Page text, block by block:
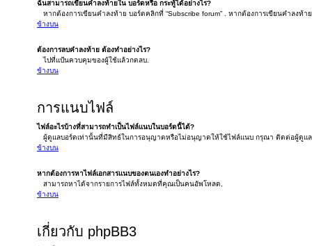
ฉันสามารถเขียนคำลงท้ายใน บอร์ดหรือ กระทู้ได้อย่างไร?
หากต้องการเขียนคำลงท้าย บอร์ดคลิกที่ “Subscribe forum” . หากต้องการเขียนคำลงท้าย
ข้างบน
ต้องการลบคำลงท้าย ต้องทำอย่างไร?
ไปที่แป้นควบคุมของผู้ใช้แล้วกดลบ.
ข้างบน
การแนบไฟล์
ไฟล์อะไรบ้างที่สามารถทำเป็นไฟล์แนบในบอร์ดนี้ได้?
ผู้ดูแลบอร์ดเท่านั้นที่มีสิทธ์ในการอนุญาตหรือไม่อนุญาตให้ใช้ไฟล์แนบ กรุณา ติดต่อผู้ดูแล
ข้างบน
หากต้องการหาไฟล์เอกสารแนบของตนเองทำอย่างไร?
สามารถหาได้จากรายการไฟล์ทั้งหมดที่คุณเป็นคนอัพโหลด,
ข้างบน
เกี่ยวกับ phpBB3